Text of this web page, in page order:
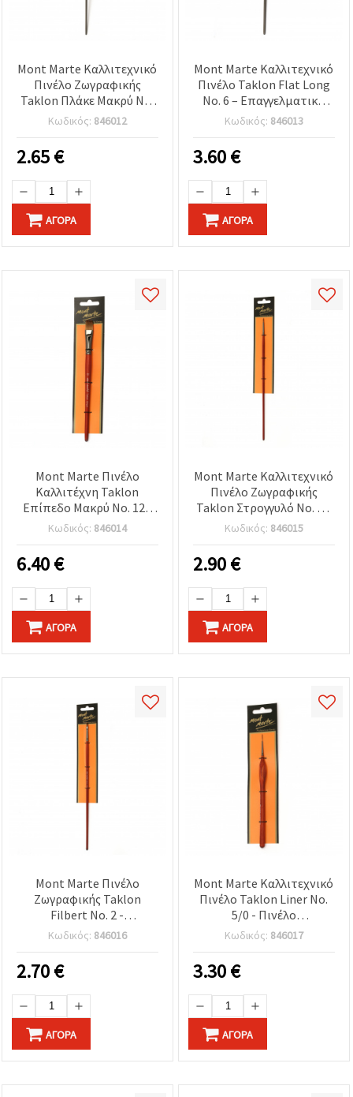
Mont Marte Καλλιτεχνικό
Πινέλο Ζωγραφικής
Taklon Πλάκε Μακρύ Νο.
2 – Επαγγελματικό για
Ακρυλικά Χρώματα,
Συνθετικές Ίνες Taklon
Κωδικός: 846012
2.65€
ΑΓΟΡΆ
Mont Marte Καλλιτεχνικό
Πινέλο Taklon Flat Long
Νο. 6 – Επαγγελματικό
Επίπεδο Πινέλο με
Συνθετικές Ίνες Τακλόν
για Ακρυλικά Χρώματα
Κωδικός: 846013
3.60€
ΑΓΟΡΆ
Mont Marte Πινέλο
Καλλιτέχνη Taklon
Επίπεδο Μακρύ Νο. 12 -
Επαγγελματικό πινέλο
για ακρυλικά χρώματα,
συνθετική ίνα Taklon
Κωδικός: 846014
6.40€
ΑΓΟΡΆ
Mont Marte Καλλιτεχνικό
Πινέλο Ζωγραφικής
Taklon Στρογγυλό Νο. 2 –
Επαγγελματικό
Στρογγυλό Πινέλο με
Συνθετικές Ίνες Taklon
Κωδικός: 846015
2.90€
ΑΓΟΡΆ
Mont Marte Πινέλο
Ζωγραφικής Taklon
Filbert Νο. 2 -
Επαγγελματικό επίπεδο
πινέλο με συνθετική
τρίχα Taklon
Κωδικός: 846016
2.70€
ΑΓΟΡΆ
Mont Marte Καλλιτεχνικό
Πινέλο Taklon Liner Νο.
5/0 - Πινέλο
Λεπτομέρειας από
Συνθετική Τρίχα Taklon
Κωδικός: 846017
3.30€
ΑΓΟΡΆ